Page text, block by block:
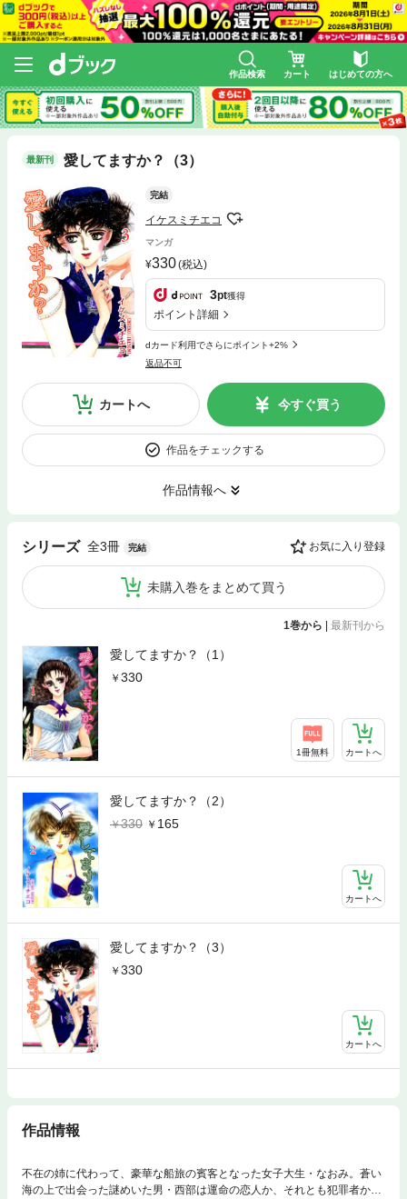
作品検索 カート はじめての方へ
最新刊 愛してますか？（3）
完結
イケスミチエコ
マンガ
330(税込)
3pt獲得
ポイント詳細
dカード利用でさらにポイント+2%
返品不可
カートへ 今すぐ買う
作品をチェックする
作品情報へ
シリーズ 全3冊 完結 お気に入り登録
未購入巻をまとめて買う
1巻から 最新刊から
愛してますか？（1）
330
1冊無料 カートへ
愛してますか？（2）
330
165
カートへ
愛してますか？（3）
330
カートへ
作品情報
不在の姉に代わって、豪華な船旅の賓客となった女子大生・なおみ。蒼い
海の上で出会った謎めいた男・西部は運命の恋人か、それとも犯罪者か？